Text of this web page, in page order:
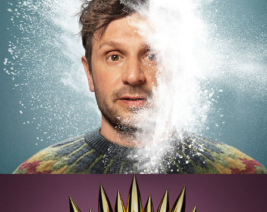
PARTERAPI I GAGNEF